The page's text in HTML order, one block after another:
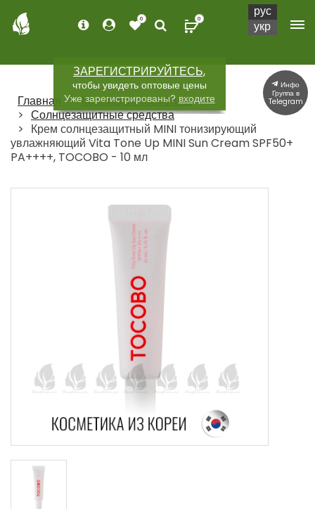
ЗАРЕГИСТРИРУЙТЕСЬ,
чтобы увидеть оптовые цены
Уже зарегистрированы? входите
0 0
Главная
Корейская косметика
Солнцезащитные средства
Крем солнцезащитный MINI тонизирующий
увлажняющий Vita Tone Up MINI Sun Cream SPF50+
PA++++, TOCOBO - 10 мл
рус
укр
Инфо
Группа в
Telegram